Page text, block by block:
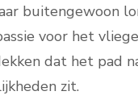
buitengewoon
voor het
dat het pad
zit.